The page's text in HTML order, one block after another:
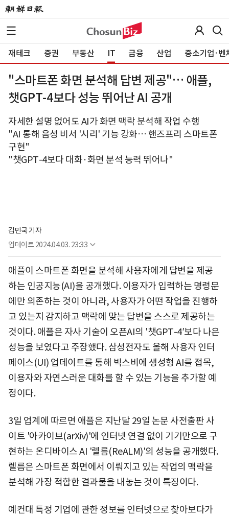
재테크 증권 부동산 IT 금융 산업 중소기업·벤
"스마트폰 화면 분석해 답변 제공"… 애플,
챗GPT-4보다 성능 뛰어난 AI 공개
자세한 설명 없어도 AI가 화면 맥락 분석해 작업 수행
"AI 통해 음성 비서 '시리' 기능 강화… 핸즈프리 스마트폰
구현"
"챗GPT-4보다 대화·화면 분석 능력 뛰어나"
김민국 기자
업데이트 2024.04.03. 23:33
애플이 스마트폰 화면을 분석해 사용자에게 답변을 제공
하는 인공지능(AI)을 공개했다. 이용자가 입력하는 명령문
에만 의존하는 것이 아니라, 사용자가 어떤 작업을 진행하
고 있는지 감지하고 맥락에 맞는 답변을 스스로 제공하는
것이다. 애플은 자사 기술이 오픈AI의 '챗GPT-4′보다 나은
성능을 보였다고 주장했다. 삼성전자도 올해 사용자 인터
페이스(UI) 업데이트를 통해 빅스비에 생성형 AI를 접목,
이용자와 자연스러운 대화를 할 수 있는 기능을 추가할 예
정이다.
3일 업계에 따르면 애플은 지난달 29일 논문 사전출판 사
이트 '아카이브(arXiv)'에 인터넷 연결 없이 기기만으로 구
현하는 온디바이스 AI '렐름(ReALM)'의 성능을 공개했다.
렐름은 스마트폰 화면에서 이뤄지고 있는 작업의 맥락을
분석해 가장 적합한 결과물을 내놓는 것이 특징이다.
예컨대 특정 기업에 관한 정보를 인터넷으로 찾아보다가